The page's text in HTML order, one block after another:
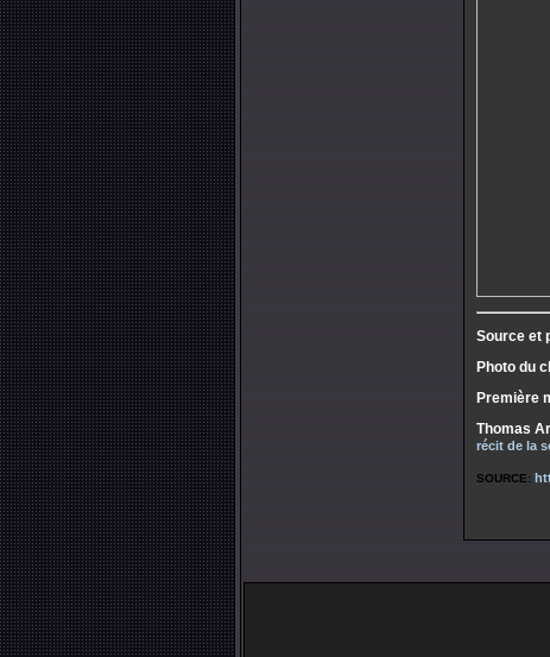
Source et
Photo du
Première
Thomas
récit de la
SOURCE: